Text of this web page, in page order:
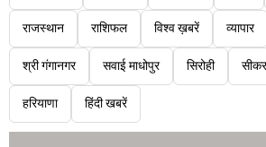
राजस्थान राशिफल विश्व ख़बरें व्यापार
श्री गंगानगर सवाई माधोपुर सिरोही सीकर
हरियाणा हिंदी खबरें